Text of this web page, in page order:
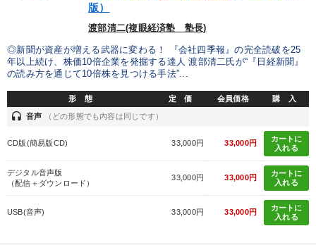
仕事のスキルと人間力を高める知恵を身につける
【2026年7月】音声・映像ご案内商品 大竹愼一書籍
【3月】音声・映像
2026年夏季全国経営者セミナー収録講演ＣＤ・講演ＤＶＤ・デジ
資産戦略 経営リーダーの考え方と戦略を学ぶ
企業戦略に学ぶ
【最新刊】時代を超える経営150の言葉＋社長のスピーチ・話材
版）
渡部清二(複眼経済塾 塾長)
◎新聞が資産が増える武器に変わる！ 『会社四季報』の完全読破を25
年以上続け、株価10倍企業を発掘する達人 渡部清二氏が“『日経新聞』
の読み方を通じて10倍株を見つける手法”...
形 態 定 価 会員価格 購 入
headset 音声 （どの形態でも内容は同じです）
CD版(簡易版CD) 33,000円 33,000円
カートに
入れる
デジタル音声版
（配信＋ダウンロード）
33,000円 33,000円
カートに
入れる
USB(音声) 33,000円 33,000円
カートに
入れる